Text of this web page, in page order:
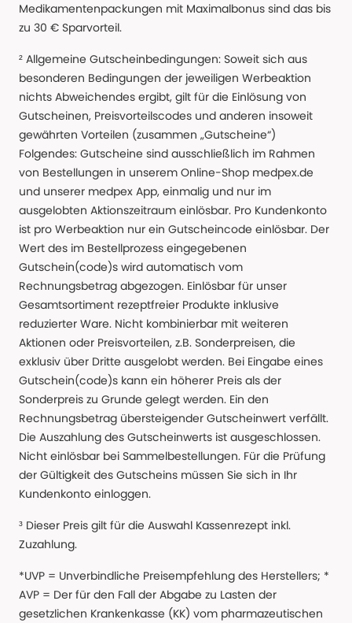
Medikamentenpackungen mit Maximalbonus sind das bis
zu 30 € Sparvorteil.
² Allgemeine Gutscheinbedingungen: Soweit sich aus
besonderen Bedingungen der jeweiligen Werbeaktion
nichts Abweichendes ergibt, gilt für die Einlösung von
Gutscheinen, Preisvorteilscodes und anderen insoweit
gewährten Vorteilen (zusammen „Gutscheine“)
Folgendes: Gutscheine sind ausschließlich im Rahmen
von Bestellungen in unserem Online-Shop medpex.de
und unserer medpex App, einmalig und nur im
ausgelobten Aktionszeitraum einlösbar. Pro Kundenkonto
ist pro Werbeaktion nur ein Gutscheincode einlösbar. Der
Wert des im Bestellprozess eingegebenen
Gutschein(code)s wird automatisch vom
Rechnungsbetrag abgezogen. Einlösbar für unser
Gesamtsortiment rezeptfreier Produkte inklusive
reduzierter Ware. Nicht kombinierbar mit weiteren
Aktionen oder Preisvorteilen, z.B. Sonderpreisen, die
exklusiv über Dritte ausgelobt werden. Bei Eingabe eines
Gutschein(code)s kann ein höherer Preis als der
Sonderpreis zu Grunde gelegt werden. Ein den
Rechnungsbetrag übersteigender Gutscheinwert verfällt.
Die Auszahlung des Gutscheinwerts ist ausgeschlossen.
Nicht einlösbar bei Sammelbestellungen. Für die Prüfung
der Gültigkeit des Gutscheins müssen Sie sich in Ihr
Kundenkonto einloggen.
³ Dieser Preis gilt für die Auswahl Kassenrezept inkl.
Zuzahlung.
*UVP = Unverbindliche Preisempfehlung des Herstellers; *
AVP = Der für den Fall der Abgabe zu Lasten der
gesetzlichen Krankenkasse (KK) vom pharmazeutischen